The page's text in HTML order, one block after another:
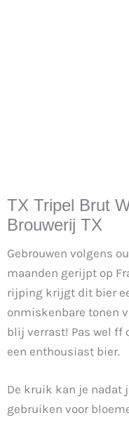
TX Tripel Brut
Brouwerij TX
Gebrouwen volgens
maanden gerijpt op
rijping krijgt dit bier
onmiskenbare tonen
blij verrast! Pas wel ff
een enthousiast bier.
De kruik kan je nadat
gebruiken voor